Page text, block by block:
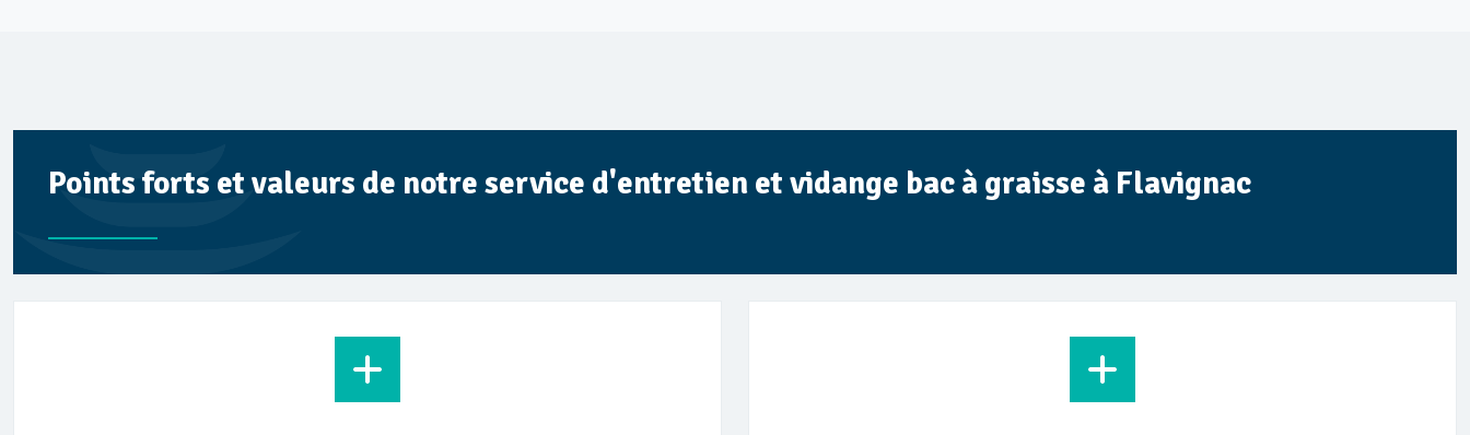
Points forts et valeurs de notre service d'entretien et vidange bac à graisse à Flavignac